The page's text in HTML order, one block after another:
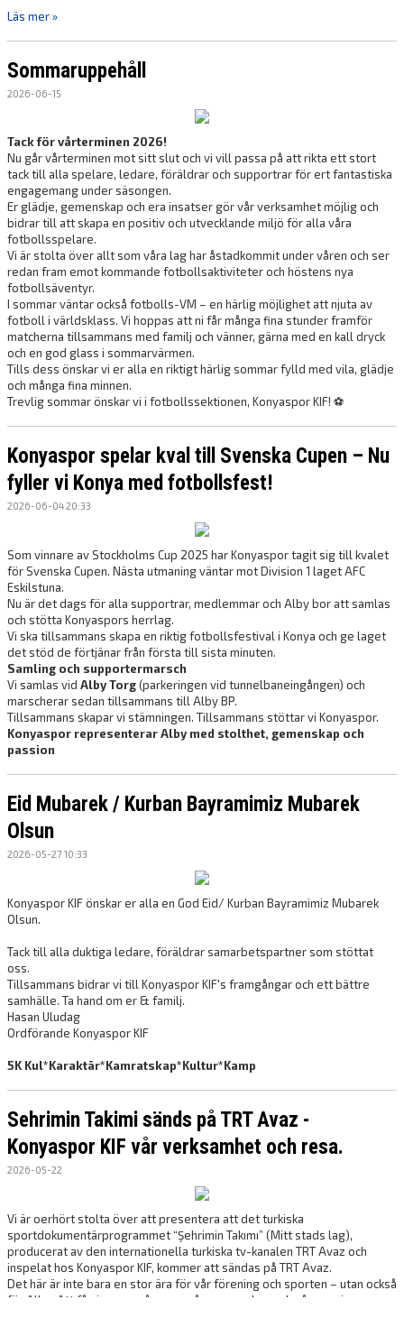
Läs mer »
Sommaruppehåll
2026-06-15
Tack för vårterminen 2026!
Nu går vårterminen mot sitt slut och vi vill passa på att rikta ett stort
tack till alla spelare, ledare, föräldrar och supportrar för ert fantastiska
engagemang under säsongen.
Er glädje, gemenskap och era insatser gör vår verksamhet möjlig och
bidrar till att skapa en positiv och utvecklande miljö för alla våra
fotbollsspelare.
Vi är stolta över allt som våra lag har åstadkommit under våren och ser
redan fram emot kommande fotbollsaktiviteter och höstens nya
fotbollsäventyr.
I sommar väntar också fotbolls-VM – en härlig möjlighet att njuta av
fotboll i världsklass. Vi hoppas att ni får många fina stunder framför
matcherna tillsammans med familj och vänner, gärna med en kall dryck
och en god glass i sommarvärmen.
Tills dess önskar vi er alla en riktigt härlig sommar fylld med vila, glädje
och många fina minnen.
Trevlig sommar önskar vi i fotbollssektionen, Konyaspor KIF! ⚽
Konyaspor spelar kval till Svenska Cupen – Nu
fyller vi Konya med fotbollsfest!
2026-06-04 20:33
Som vinnare av Stockholms Cup 2025 har Konyaspor tagit sig till kvalet
för Svenska Cupen. Nästa utmaning väntar mot Division 1 laget AFC
Eskilstuna.
Nu är det dags för alla supportrar, medlemmar och Alby bor att samlas
och stötta Konyaspors herrlag.
Vi ska tillsammans skapa en riktig fotbollsfestival i Konya och ge laget
det stöd de förtjänar från första till sista minuten.
Samling och supportermarsch
Vi samlas vid Alby Torg(parkeringen vid tunnelbaneingången) och
marscherar sedan tillsammans till Alby BP.
Tillsammans skapar vi stämningen. Tillsammans stöttar vi Konyaspor.
Konyaspor representerar Alby med stolthet, gemenskap och
passion
Eid Mubarek / Kurban Bayramimiz Mubarek
Olsun
2026-05-27 10:33
Konyaspor KIF önskar er alla en God Eid/ Kurban Bayramimiz Mubarek
Olsun.
Tack till alla duktiga ledare, föräldrar samarbetspartner som stöttat
oss.
Tillsammans bidrar vi till Konyaspor KIF's framgångar och ett bättre
samhälle. Ta hand om er & familj.
Hasan Uludag
Ordförande Konyaspor KIF
5K Kul*Karaktär*Kamratskap*Kultur*Kamp
Sehrimin Takimi sänds på TRT Avaz -
Konyaspor KIF vår verksamhet och resa.
2026-05-22
Vi är oerhört stolta över att presentera att det turkiska
sportdokumentärprogrammet “Şehrimin Takımı” (Mitt stads lag),
producerat av den internationella turkiska tv-kanalen TRT Avaz och
inspelat hos Konyaspor KIF, kommer att sändas på TRT Avaz.
Det här är inte bara en stor ära för vår förening och sporten – utan också
för Alby. Att få visa upp vår resa, vår gemenskap och vår passion